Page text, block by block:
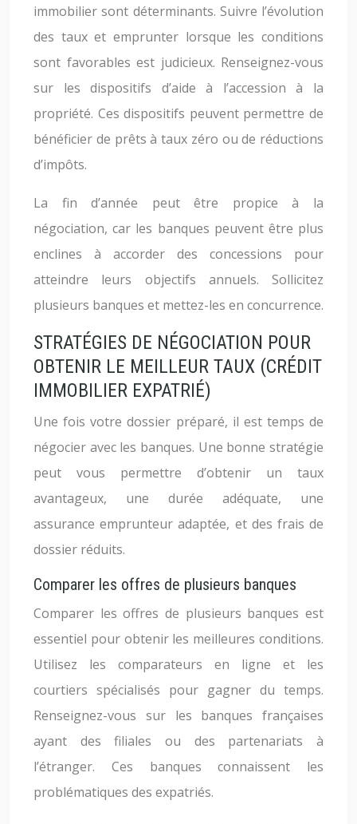
immobilier sont déterminants. Suivre l’évolution
des taux et emprunter lorsque les conditions
sont favorables est judicieux. Renseignez-vous
sur les dispositifs d’aide à l’accession à la
propriété. Ces dispositifs peuvent permettre de
bénéficier de prêts à taux zéro ou de réductions
d’impôts.
La fin d’année peut être propice à la
négociation, car les banques peuvent être plus
enclines à accorder des concessions pour
atteindre leurs objectifs annuels. Sollicitez
plusieurs banques et mettez-les en concurrence.
STRATÉGIES DE NÉGOCIATION POUR
OBTENIR LE MEILLEUR TAUX (CRÉDIT
IMMOBILIER EXPATRIÉ)
Une fois votre dossier préparé, il est temps de
négocier avec les banques. Une bonne stratégie
peut vous permettre d’obtenir un taux
avantageux, une durée adéquate, une
assurance emprunteur adaptée, et des frais de
dossier réduits.
Comparer les offres de plusieurs banques
Comparer les offres de plusieurs banques est
essentiel pour obtenir les meilleures conditions.
Utilisez les comparateurs en ligne et les
courtiers spécialisés pour gagner du temps.
Renseignez-vous sur les banques françaises
ayant des filiales ou des partenariats à
l’étranger. Ces banques connaissent les
problématiques des expatriés.